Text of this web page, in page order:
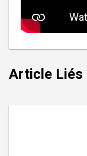
Article Liés